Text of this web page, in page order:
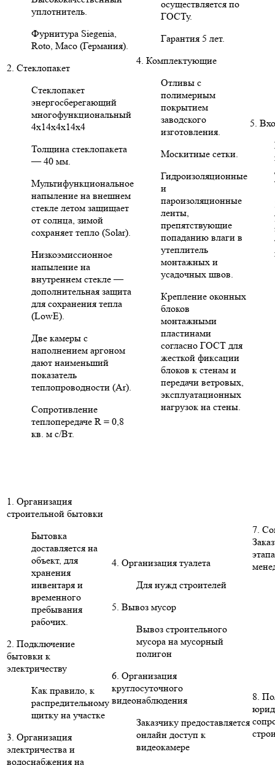
уплотнитель.
Фурнитура Siegenia,
Roto, Maco (Германия).
2. Стеклопакет
Стеклопакет
энергосберегающий
многофункциональный
4х14х4х14х4
Толщина стеклопакета
— 40 мм.
Мультифункциональное
напыление на внешнем
стекле летом защищает
от солнца, зимой
сохраняет тепло (Solar).
Низкоэмиссионное
напыление на
внутреннем стекле —
дополнительная защита
для сохранения тепла
(LowE).
Две камеры с
наполнением аргоном
дают наименьший
показатель
теплопроводности (Ar).
Сопротивление
теплопередаче R = 0,8
кв. м с/Вт.
осуществляется по
ГОСТу.
Гарантия 5 лет.
4. Комплектующие
Отливы с
полимерным
покрытием
заводского
изготовления.
Москитные сетки.
Гидроизоляционные
и
пароизоляционные
ленты,
препятствующие
попаданию влаги в
утеплитель
монтажных и
усадочных швов.
Крепление оконных
блоков
монтажными
пластинами
согласно ГОСТ для
жесткой фиксации
блоков к стенам и
передачи ветровых,
эксплуатационных
нагрузок на стены.
5.
1. Организация
строительной бытовки
Бытовка
доставляется на
объект, для
хранения
инвентаря и
временного
пребывания
рабочих.
2. Подключение
бытовки к
электричеству
Как правило, к
распредительному
щитку на участке
3. Организация
электричества и
водоснабжения на
4. Организация туалета
Для нужд строителей
5. Вывоз мусор
Вывоз строительного
мусора на мусорный
полигон
6. Организация
круглосуточного
видеонаблюдения
Заказчику предоставляется
онлайн доступ к
видеокамере
7.
8.